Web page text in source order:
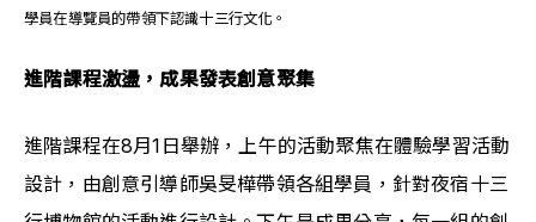
學員在導覽員的帶領下認識十三行文化。
進階課程激盪，成果發表創意聚集
進階課程在8月1日舉辦，上午的活動聚焦在體驗學習活動
設計，由創意引導師吳旻樺帶領各組學員，針對夜宿十三